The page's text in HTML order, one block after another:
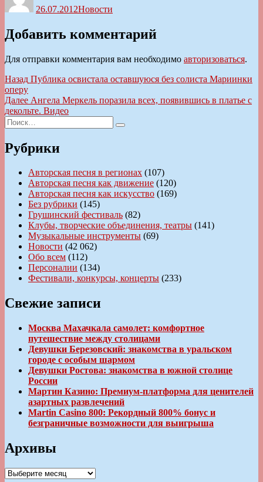
26.07.2012Новости
Добавить комментарий
Для отправки комментария вам необходимо авторизоваться.
Навигация
по
записям
Назад Предыдущая
Публика освистала оставшуюся без солиста Мариинки
оперу
Далее Следующая
запись:
Ангела Меркель поразила всех, появившись в платье с
декольте. Видео
Искать:
Поиск
Рубрики
Авторская песня в регионах (107)
Авторская песня как движение (120)
Авторская песня как искусство (169)
Без рубрики (145)
Грушинский фестиваль (82)
Клубы, творческие объединения, театры (141)
Музыкальные инструменты (69)
Новости (42 062)
Обо всем (112)
Персоналии (134)
Фестивали, конкурсы, концерты (233)
Свежие записи
Москва Махачкала самолет: комфортное
путешествие между столицами
Девушки Березовский: знакомства в уральском
городе с особым шармом
Девушки Ростова: знакомства в южной столице
России
Мартин Казино: Премиум-платформа для ценителей
азартных развлечений
Martin Casino 800: Рекордный 800% бонус и
безграничные возможности для выигрыша
Архивы
Архивы